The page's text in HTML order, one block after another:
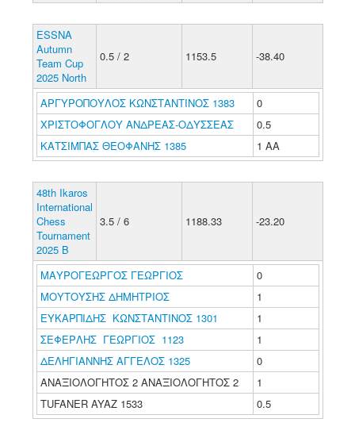
ESSNA
Autumn
Team Cup
2025 North
0.5 / 2 1153.5 -38.40
ΑΡΓΥΡΟΠΟΥΛΟΣ ΚΩΝΣΤΑΝΤΙΝΟΣ 1383
0
ΧΡΙΣΤΟΦΟΓΛΟΥ ΑΝΔΡΕΑΣ-ΟΔΥΣΣΕΑΣ
0.5
ΚΑΤΣΙΜΠΑΣ ΘΕΟΦΑΝΗΣ 1385
1 ΑΑ
48th Ikaros
International
Chess
Tournament
2025 B
3.5 / 6 1188.33 -23.20
ΜΑΥΡΟΓΕΩΡΓΟΣ ΓΕΩΡΓΙΟΣ
0
ΜΟΥΤΟΥΣΗΣ ΔΗΜΗΤΡΙΟΣ
1
ΕΥΚΑΡΠΙΔΗΣ ΚΩΝΣΤΑΝΤΙΝΟΣ 1301
1
ΣΕΦΕΡΛΗΣ ΓΕΩΡΓΙΟΣ 1123
1
ΔΕΛΗΓΙΑΝΝΗΣ ΑΓΓΕΛΟΣ 1325
0
ΑΝΑΞΙΟΛΟΓΗΤΟΣ 2 ΑΝΑΞΙΟΛΟΓΗΤΟΣ 2
1
TUFANER AYAZ 1533
0.5